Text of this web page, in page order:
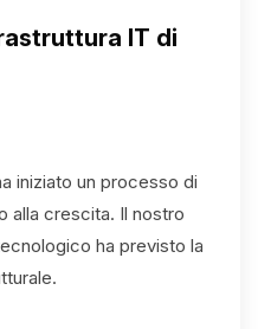
IT di
iniziato un processo di
alla crescita. Il nostro
ha previsto la